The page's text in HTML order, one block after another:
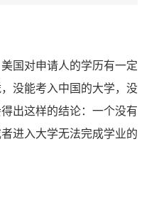
国对申请人的学历有一定
没能考入中国的大学，没
出这样的结论：一个没有
进入大学无法完成学业的